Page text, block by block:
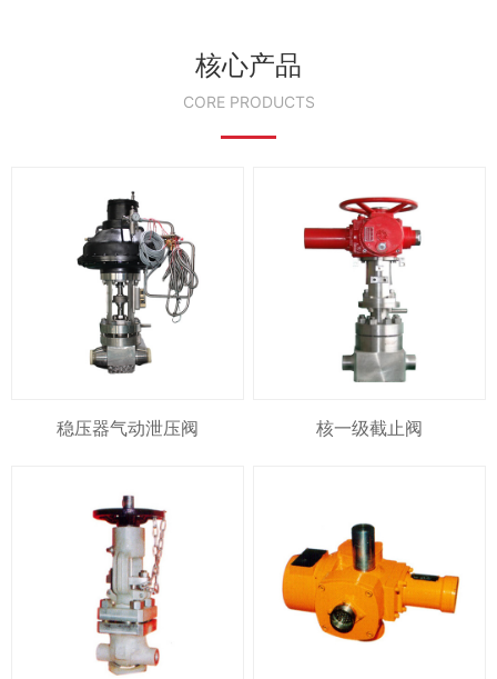
核心产品
CORE PRODUCTS
稳压器气动泄压阀 核一级截止阀